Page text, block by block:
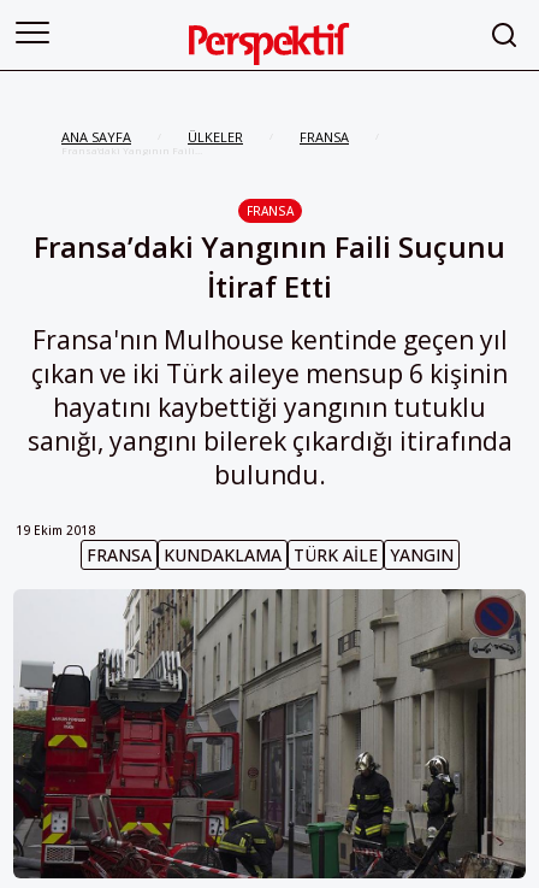
ANA SAYFA ÜLKELER FRANSA
Fransa’daki Yangının Faili
Suçunu İtiraf Etti
FRANSA
Fransa’daki Yangının Faili Suçunu
İtiraf Etti
Fransa'nın Mulhouse kentinde geçen yıl
çıkan ve iki Türk aileye mensup 6 kişinin
hayatını kaybettiği yangının tutuklu
sanığı, yangını bilerek çıkardığı itirafında
bulundu.
19 Ekim 2018
FRANSA KUNDAKLAMA TÜRK AILE YANGIN